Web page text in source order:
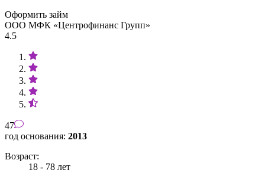
Оформить займ
ООО МФК «Центрофинанс Групп»
4.5
47
год основания: 2013
Возраст:
18 - 78 лет